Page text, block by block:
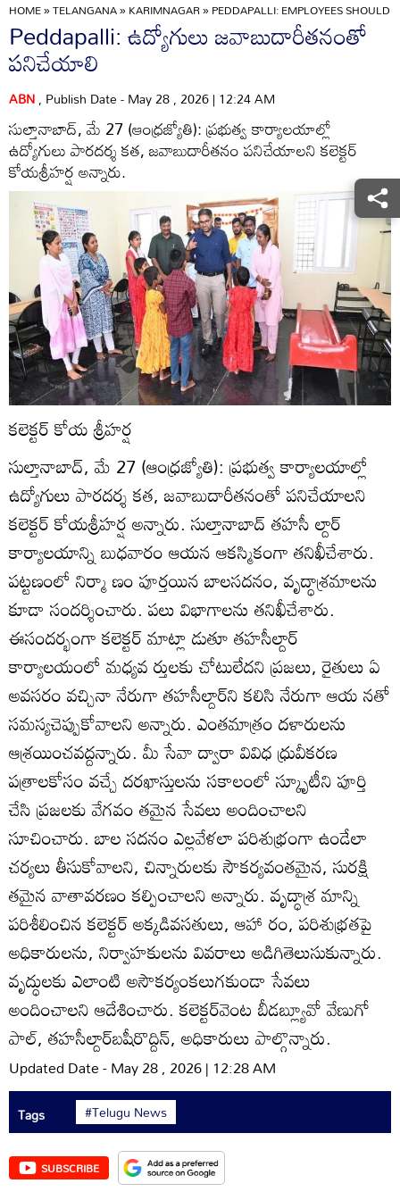
HOME»TELANGANA»KARIMNAGAR»PEDDAPALLI: EMPLOYEES SHOULD
Peddapalli: ఉద్యోగులు జవాబుదారీతనంతో
పనిచేయాలి
ABN, Publish Date - May 28 , 2026 | 12:24 AM
సుల్తానాబాద్‌, మే 27 (ఆంధ్రజ్యోతి): ప్రభుత్వ కార్యాలయాల్లో
ఉద్యోగులు పారదర్శ కత, జవాబుదారీతనం పనిచేయాలని కలెక్టర్‌
కోయశ్రీహర్ష అన్నారు.
కలెక్టర్‌ కోయ శ్రీహర్ష
సుల్తానాబాద్‌, మే 27 (ఆంధ్రజ్యోతి): ప్రభుత్వ కార్యాలయాల్లో
ఉద్యోగులు పారదర్శ కత, జవాబుదారీతనంతో పనిచేయాలని
కలెక్టర్‌ కోయశ్రీహర్ష అన్నారు. సుల్తానాబాద్‌ తహసీ ల్దార్‌
కార్యాలయాన్ని బుధవారం ఆయన ఆకస్మికంగా తనిఖీచేశారు.
పట్టణంలో నిర్మా ణం పూర్తయిన బాలసదనం, వృద్ధాశ్రమాలను
కూడా సందర్శించారు. పలు విభాగాలను తనిఖీచేశారు.
ఈసందర్భంగా కలెక్టర్‌ మాట్లా డుతూ తహసీల్దార్‌
కార్యాలయంలో మధ్యవ ర్తులకు చోటులేదని ప్రజలు, రైతులు ఏ
అవసరం వచ్చినా నేరుగా తహసీల్దార్‌ని కలిసి నేరుగా ఆయ నతో
సమస్యచెప్పుకోవాలని అన్నారు. ఎంతమాత్రం దళారులను
ఆశ్రయించవద్దన్నారు. మీ సేవా ద్వారా వివిధ ధ్రువీకరణ
పత్రాలకోసం వచ్చే దరఖాస్తులను సకాలంలో స్కూృటీని పూర్తి
చేసి ప్రజలకు వేగవం తమైన సేవలు అందించాలని
సూచించారు. బాల సదనం ఎల్లవేళలా పరిశుభ్రంగా ఉండేలా
చర్యలు తీసుకోవాలని, చిన్నారులకు సౌకర్యవంతమైన, సురక్షి
తమైన వాతావరణం కల్పించాలని అన్నారు. వృద్ధాశ్ర మాన్ని
పరిశీలించిన కలెక్టర్‌ అక్కడివసతులు, ఆహా రం, పరిశుభ్రతపై
అధికారులను, నిర్వాహకులను వివరాలు అడిగితెలుసుకున్నారు.
వృద్ధులకు ఎలాంటి అసౌకర్యంకలుగకుండా సేవలు
అందించాలని ఆదేశించారు. కలెక్టర్‌వెంట బీడబ్ల్యూవో వేణుగో
పాల్‌, తహసీల్దార్‌బషీరొద్దిన్‌, అధికారులు పాల్గొన్నారు.
Updated Date - May 28 , 2026 | 12:28 AM
Tags #Telugu News
SUBSCRIBE